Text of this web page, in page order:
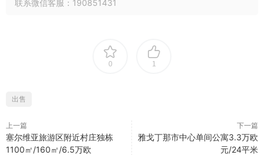
联系微信客服：190851431
0 1
出售
上一篇
塞尔维亚旅游区附近村庄独栋
1100㎡/160㎡/6.5万欧
下一篇
雅戈丁那市中心单间公寓3.3万欧
元/24平米